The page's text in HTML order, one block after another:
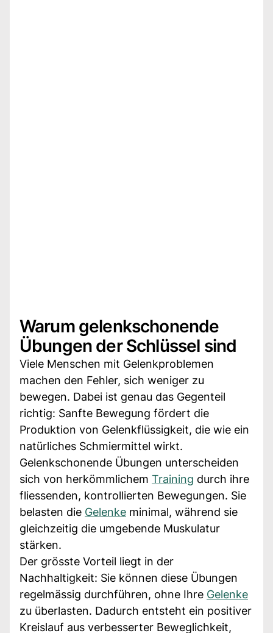
Warum gelenkschonende
Übungen der Schlüssel sind
Viele Menschen mit Gelenkproblemen
machen den Fehler, sich weniger zu
bewegen. Dabei ist genau das Gegenteil
richtig: Sanfte Bewegung fördert die
Produktion von Gelenkflüssigkeit, die wie ein
natürliches Schmiermittel wirkt.
Gelenkschonende Übungen unterscheiden
sich von herkömmlichem Training durch ihre
fliessenden, kontrollierten Bewegungen. Sie
belasten die Gelenke minimal, während sie
gleichzeitig die umgebende Muskulatur
stärken.
Der grösste Vorteil liegt in der
Nachhaltigkeit: Sie können diese Übungen
regelmässig durchführen, ohne Ihre Gelenke
zu überlasten. Dadurch entsteht ein positiver
Kreislauf aus verbesserter Beweglichkeit,